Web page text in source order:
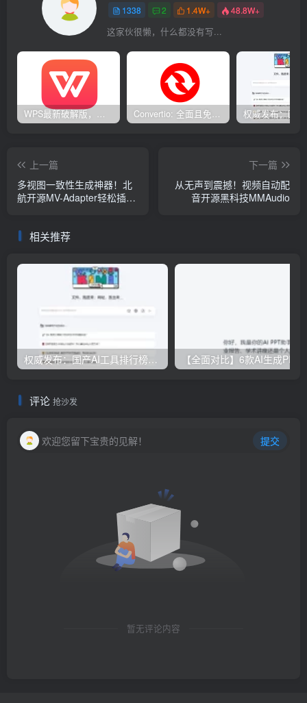
1338 2 1.4W+ 48.8W+
这家伙很懒，什么都没有写...
上一篇
多视图一致性生成神器！北
航开源MV-Adapter轻松插
下一篇
从无声到震撼！视频自动配
音开源黑科技MMAudio
相关推荐
权威发布：国产AI工具排行榜TOP10，必备神器一览无余
评论 抢沙发
欢迎您留下宝贵的见解！ 提交
暂无评论内容